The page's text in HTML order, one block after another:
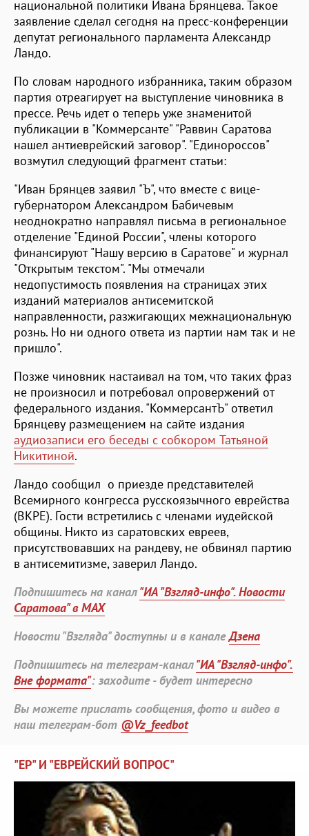
национальной политики Ивана Брянцева. Такое
заявление сделал сегодня на пресс-конференции
депутат регионального парламента Александр
Ландо.
По словам народного избранника, таким образом
партия отреагирует на выступление чиновника в
прессе. Речь идет о теперь уже знаменитой
публикации в "Коммерсанте" "Раввин Саратова
нашел антиеврейский заговор". "Единороссов"
возмутил следующий фрагмент статьи:
"Иван Брянцев заявил "Ъ", что вместе с вице-
губернатором Александром Бабичевым
неоднократно направлял письма в региональное
отделение "Единой России", члены которого
финансируют "Нашу версию в Саратове" и журнал
"Открытым текстом". "Мы отмечали
недопустимость появления на страницах этих
изданий материалов антисемитской
направленности, разжигающих межнациональную
рознь. Но ни одного ответа из партии нам так и не
пришло".
Позже чиновник настаивал на том, что таких фраз
не произносил и потребовал опровержений от
федерального издания. "КоммерсантЪ" ответил
Брянцеву размещением на сайте издания
аудиозаписи его беседы с собкором Татьяной
Никитиной.
Ландо сообщил о приезде представителей
Всемирного конгресса русскоязычного еврейства
(ВКРЕ). Гости встретились с членами иудейской
общины. Никто из саратовских евреев,
присутствовавших на рандеву, не обвинял партию
в антисемитизме, заверил Ландо.
Подпишитесь на канал"ИА "Взгляд-инфо". Новости
Саратова" в MAX
Новости "Взгляда" доступны и в каналеДзена
Подпишитесь на телеграм-канал"ИА "Взгляд-инфо".
Вне формата": заходите - будет интересно
Вы можете прислать сообщения, фото и видео в
наш телеграм-бот @Vz_feedbot
"ЕР" И "ЕВРЕЙСКИЙ ВОПРОС"